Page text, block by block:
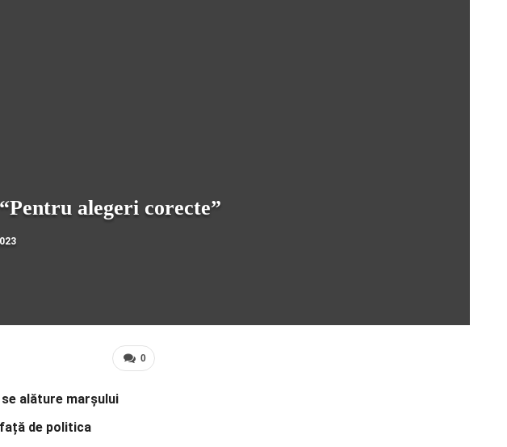
alegeri corecte”
0
alăture marșului
de politica